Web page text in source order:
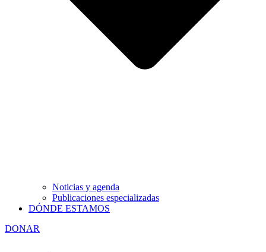
Noticias y agenda
Publicaciones especializadas
DÓNDE ESTAMOS
DONAR